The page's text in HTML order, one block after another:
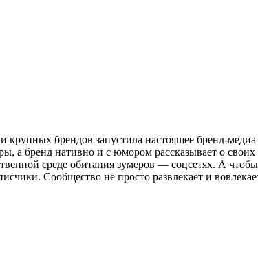
и крупных брендов запустила настоящее бренд-
а бренд нативно и с юмором рассказывает о
среде обитания зумеров — соцсетях. А
Сообщество не просто развлекает и